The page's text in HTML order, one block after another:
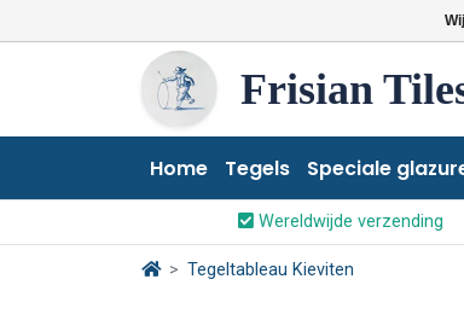
Frisian
Home Tegels Speciale
Wereldwijde verzending
Tegeltableau Kieviten